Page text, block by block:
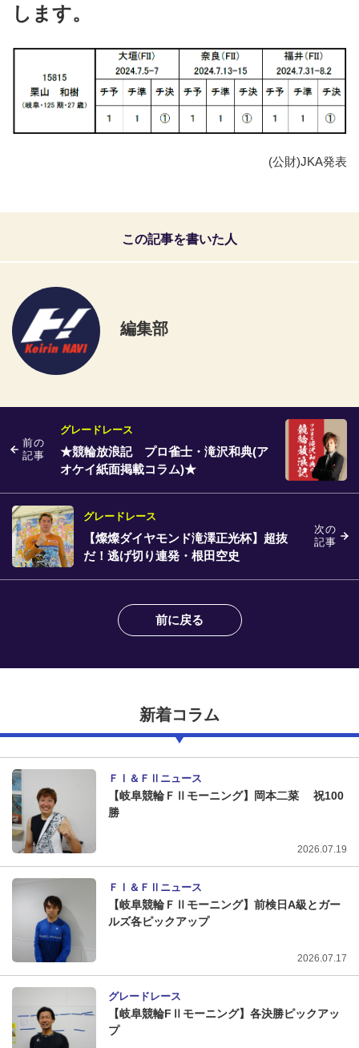
します。
(公財)JKA発表
この記事を書いた人
編集部
前の
記事
グレードレース
★競輪放浪記 プロ雀士・滝沢和典(ア
オケイ紙面掲載コラム)★
次の
記事
グレードレース
【燦燦ダイヤモンド滝澤正光杯】超抜
だ！逃げ切り連発・根田空史
前に戻る
新着コラム
ＦⅠ＆ＦⅡニュース
【岐阜競輪ＦⅡモーニング】岡本二菜 祝100
勝
2026.07.19
ＦⅠ＆ＦⅡニュース
【岐阜競輪ＦⅡモーニング】前検日A級とガー
ルズ各ピックアップ
2026.07.17
グレードレース
【岐阜競輪FⅡモーニング】各決勝ピックアッ
プ